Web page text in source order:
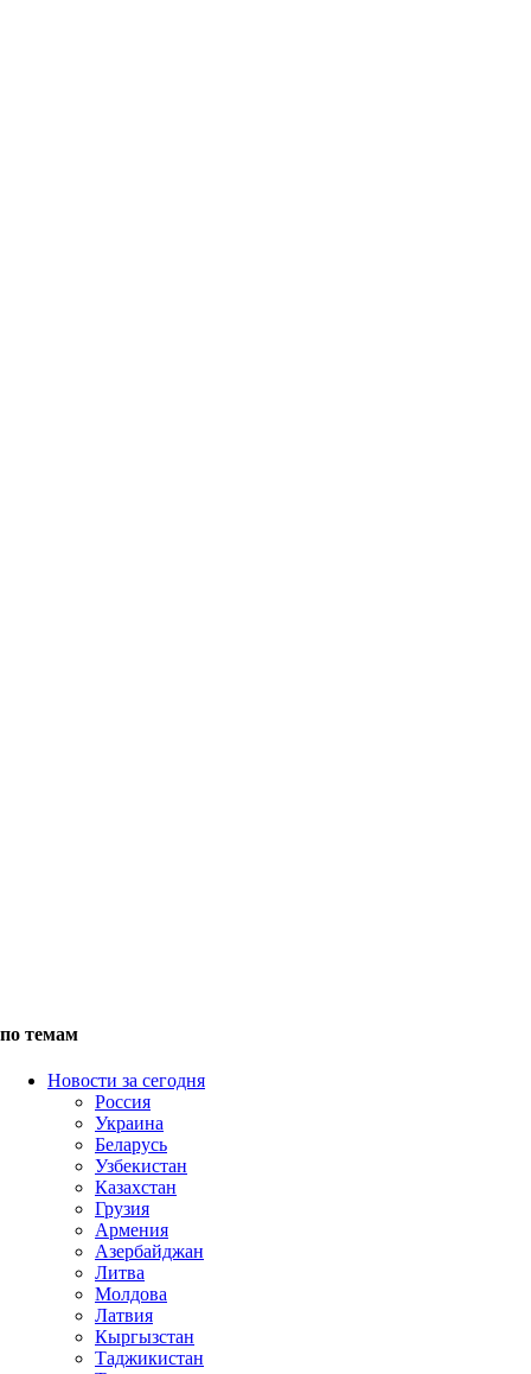
по темам
Новости за сегодня
Россия
Украина
Беларусь
Узбекистан
Казахстан
Грузия
Армения
Азербайджан
Литва
Молдова
Латвия
Кыргызстан
Таджикистан